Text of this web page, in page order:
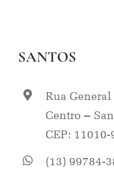
SANTOS
Rua General
Centro –
CEP: 11010-
(13) 99784-